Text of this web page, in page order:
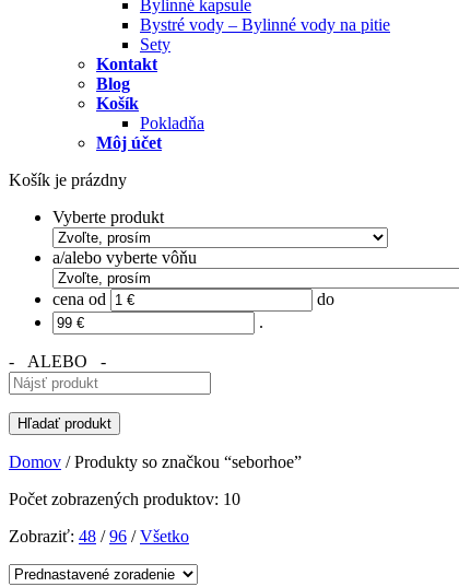
Bylinné kapsule
Bystré vody – Bylinné vody na pitie
Sety
Kontakt
Blog
Košík
Pokladňa
Môj účet
Košík je prázdny
Vyberte produkt
a/alebo vyberte vôňu
cena od
do
.
- ALEBO -
Domov / Produkty so značkou “seborhoe”
Počet zobrazených produktov: 10
Zobraziť: 48 /96 /Všetko